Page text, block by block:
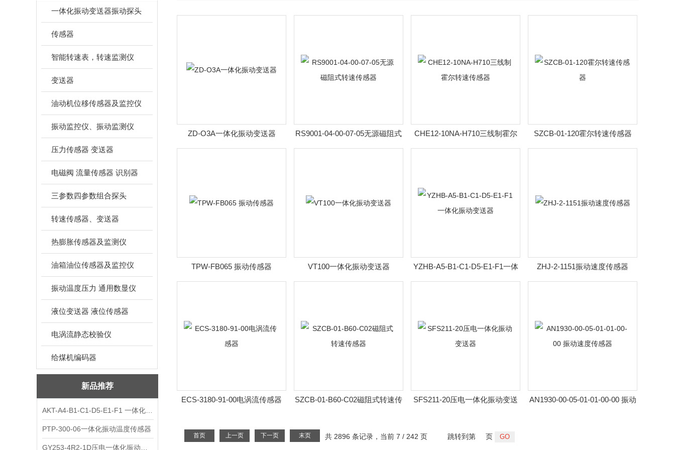
一体化振动变送器振动探头
传感器
智能转速表，转速监测仪
变送器
油动机位移传感器及监控仪
振动监控仪、振动监测仪
压力传感器 变送器
电磁阀 流量传感器 识别器
三参数四参数组合探头
转速传感器、变送器
热膨胀传感器及监测仪
油箱油位传感器及监控仪
振动温度压力 通用数显仪
液位变送器 液位传感器
电涡流静态校验仪
给煤机编码器
新品推荐
PTP-300-06一体化振动温度传感器
ZD-O3A一体化振动变送器
RS9001-04-00-07-05无源磁阻式
转速传感器
CHE12-10NA-H710三线制霍尔
转速传感器
SZCB-01-120霍尔转速传感器
TPW-FB065 振动传感器 VT100一体化振动变送器
YZHB-A5-B1-C1-D5-E1-F1一体
化振动变送器
ZHJ-2-1151振动速度传感器
ECS-3180-91-00电涡流传感器
SZCB-01-B60-C02磁阻式转速传
SFS211-20压电一体化振动变送
AN1930-00-05-01-01-00-00 振动
共 2896 条记录，当前 7 / 242 页
首页 上一页 下一页 末页 跳转到第 页